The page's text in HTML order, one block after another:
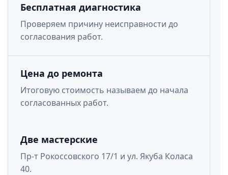
Бесплатная диагностика
Проверяем причину неисправности до
согласования работ.
Цена до ремонта
Итоговую стоимость называем до начала
согласованных работ.
Две мастерские
Пр-т Рокоссовского 17/1 и ул. Якуба Коласа
40.